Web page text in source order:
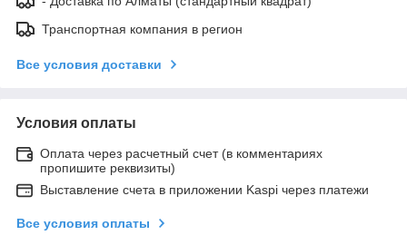
Транспортная компания в регион
Все условия доставки
Условия оплаты
Оплата через расчетный счет (в комментариях
пропишите реквизиты)
Выставление счета в приложении Kaspi через платежи
Все условия оплаты